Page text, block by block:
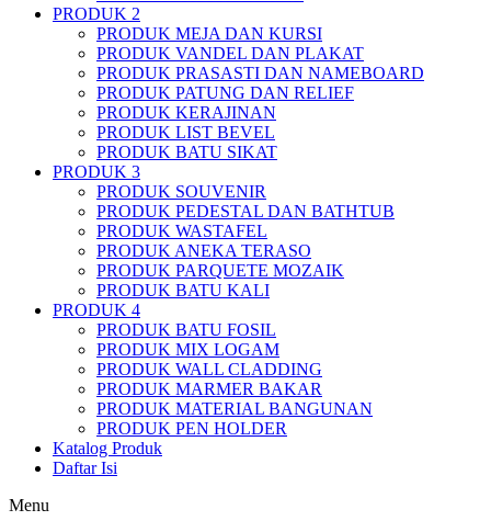
PRODUK 2
PRODUK MEJA DAN KURSI
PRODUK VANDEL DAN PLAKAT
PRODUK PRASASTI DAN NAMEBOARD
PRODUK PATUNG DAN RELIEF
PRODUK KERAJINAN
PRODUK LIST BEVEL
PRODUK BATU SIKAT
PRODUK 3
PRODUK SOUVENIR
PRODUK PEDESTAL DAN BATHTUB
PRODUK WASTAFEL
PRODUK ANEKA TERASO
PRODUK PARQUETE MOZAIK
PRODUK BATU KALI
PRODUK 4
PRODUK BATU FOSIL
PRODUK MIX LOGAM
PRODUK WALL CLADDING
PRODUK MARMER BAKAR
PRODUK MATERIAL BANGUNAN
PRODUK PEN HOLDER
Katalog Produk
Daftar Isi
Menu